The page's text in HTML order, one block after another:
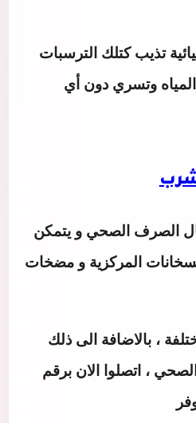
تذيب كتلك الترسبات
وتسري دون أي
شرب
مجال الصرف الصحي و يتمكن
المركزية و مضخات
، بالاضافة الى ذلك
، اتصلوا الان برقم